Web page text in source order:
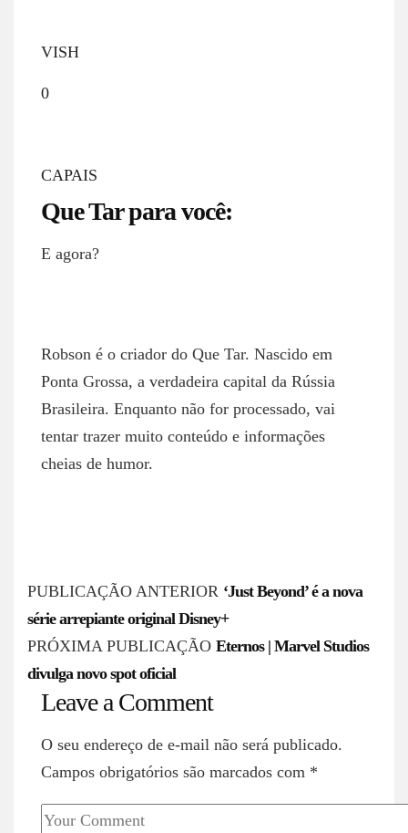
VISH
0
CAPAIS
Que Tar para você:
E agora?
Robson é o criador do Que Tar. Nascido em
Ponta Grossa, a verdadeira capital da Rússia
Brasileira. Enquanto não for processado, vai
tentar trazer muito conteúdo e informações
cheias de humor.
P
o
s
t
PUBLICAÇÃO ANTERIOR ‘Just Beyond’ é a nova
série arrepiante original Disney+
PRÓXIMA PUBLICAÇÃO Eternos | Marvel Studios
divulga novo spot oficial
Leave a Comment
O seu endereço de e-mail não será publicado.
Campos obrigatórios são marcados com *